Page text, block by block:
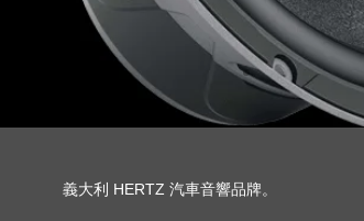
義大利 HERTZ 汽車音響品牌。